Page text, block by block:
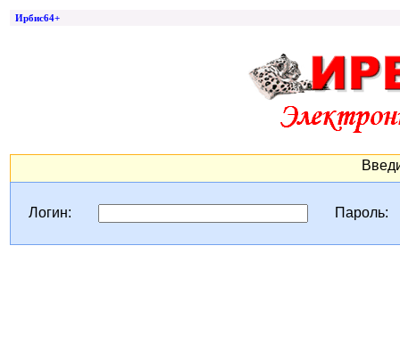
Ирбис64+
Логин: Пароль: